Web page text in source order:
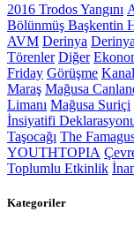
2016 Trodos Yangını
Bölünmüş Başkentin
AVM Derinya
Törenler Diğer
Friday Görüşme
Maraş Mağusa
Limanı Mağusa Suriçi
İnsiyatifi
Taşocağı The
YOUTHTOPIA
Toplumlu Etkinlik
Kategoriler